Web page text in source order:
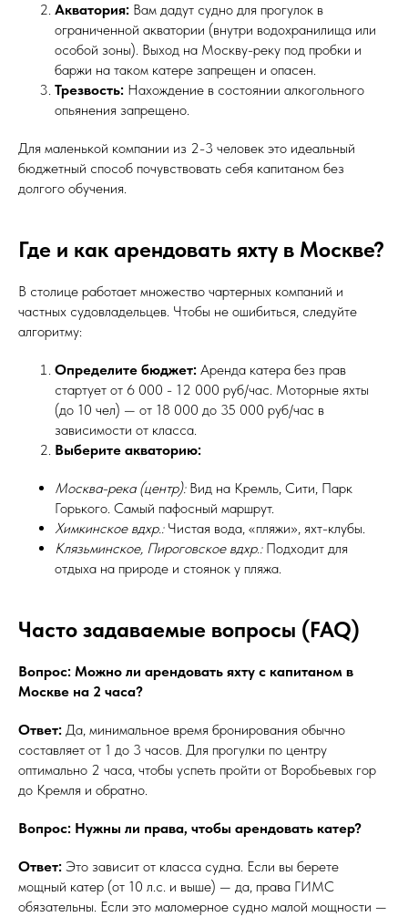
Акватория: Вам дадут судно для прогулок в
ограниченной акватории (внутри водохранилища или
особой зоны). Выход на Москву-реку под пробки и
баржи на таком катере запрещен и опасен.
Трезвость: Нахождение в состоянии алкогольного
опьянения запрещено.
Для маленькой компании из 2-3 человек это идеальный
бюджетный способ почувствовать себя капитаном без
долгого обучения.
Где и как арендовать яхту в Москве?
В столице работает множество чартерных компаний и
частных судовладельцев. Чтобы не ошибиться, следуйте
алгоритму:
Определите бюджет: Аренда катера без прав
стартует от 6 000 - 12 000 руб/час. Моторные яхты
(до 10 чел) — от 18 000 до 35 000 руб/час в
зависимости от класса.
Выберите акваторию:
Москва-река (центр):Вид на Кремль, Сити, Парк
Горького. Самый пафосный маршрут.
Химкинское вдхр.:Чистая вода, «пляжи», яхт-клубы.
Клязьминское, Пироговское вдхр.:Подходит для
отдыха на природе и стоянок у пляжа.
Часто задаваемые вопросы (FAQ)
Вопрос: Можно ли арендовать яхту с капитаном в
Москве на 2 часа?
Ответ: Да, минимальное время бронирования обычно
составляет от 1 до 3 часов. Для прогулки по центру
оптимально 2 часа, чтобы успеть пройти от Воробьевых гор
до Кремля и обратно.
Вопрос: Нужны ли права, чтобы арендовать катер?
Ответ: Это зависит от класса судна. Если вы берете
мощный катер (от 10 л.с. и выше) — да, права ГИМС
обязательны. Если это маломерное судно малой мощности —